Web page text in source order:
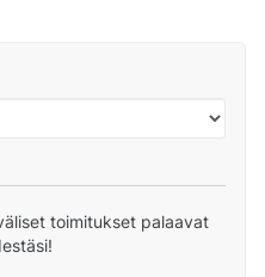
toimitukset palaavat